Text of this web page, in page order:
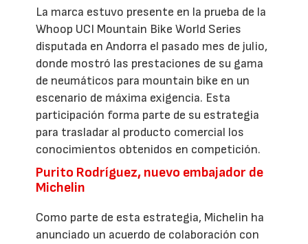
La marca estuvo presente en la prueba de la
Whoop UCI Mountain Bike World Series
disputada en Andorra el pasado mes de julio,
donde mostró las prestaciones de su gama
de neumáticos para mountain bike en un
escenario de máxima exigencia. Esta
participación forma parte de su estrategia
para trasladar al producto comercial los
conocimientos obtenidos en competición.
Purito Rodríguez, nuevo embajador de
Michelin
Como parte de esta estrategia, Michelin ha
anunciado un acuerdo de colaboración con